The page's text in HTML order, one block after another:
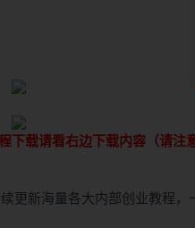
下载请看右边下载内容（请注
更新海量各大内部创业教程